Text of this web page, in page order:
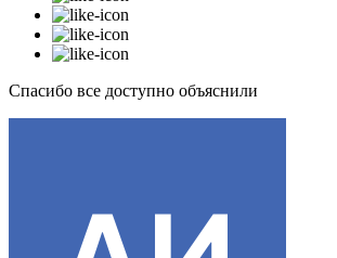
Спасибо все доступно объяснили